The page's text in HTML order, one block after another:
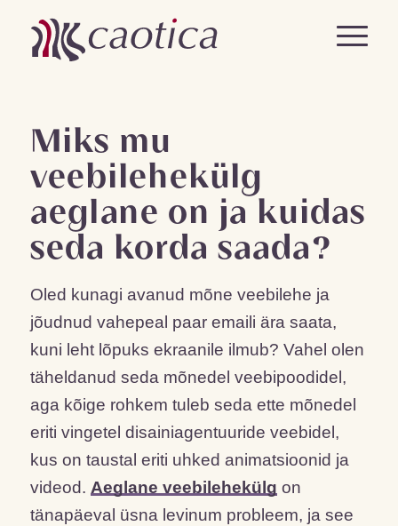
Miks mu
veebilehekülg
aeglane on ja kuidas
seda korda saada?
Oled kunagi avanud mõne veebilehe ja
jõudnud vahepeal paar emaili ära saata,
kuni leht lõpuks ekraanile ilmub? Vahel olen
täheldanud seda mõnedel veebipoodidel,
aga kõige rohkem tuleb seda ette mõnedel
eriti vingetel disainiagentuuride veebidel,
kus on taustal eriti uhked animatsioonid ja
videod. Aeglane veebilehekülg on
tänapäeval üsna levinum probleem, ja see